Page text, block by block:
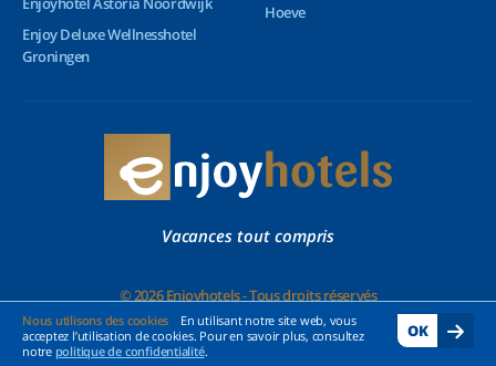
Nous utilisons des cookies
En utilisant notre site web, vous
acceptez l’utilisation de cookies. Pour en savoir plus, consultez
notre politique de confidentialité.
OK
Enjoy Deluxe Wellnesshotel
Groningen
Hoeve
Vacances tout compris
© 2026 Enjoyhotels - Tous droits réservés